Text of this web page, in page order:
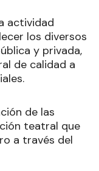
actividad
los diversos
y privada,
de calidad a
de las
teatral que
a través del